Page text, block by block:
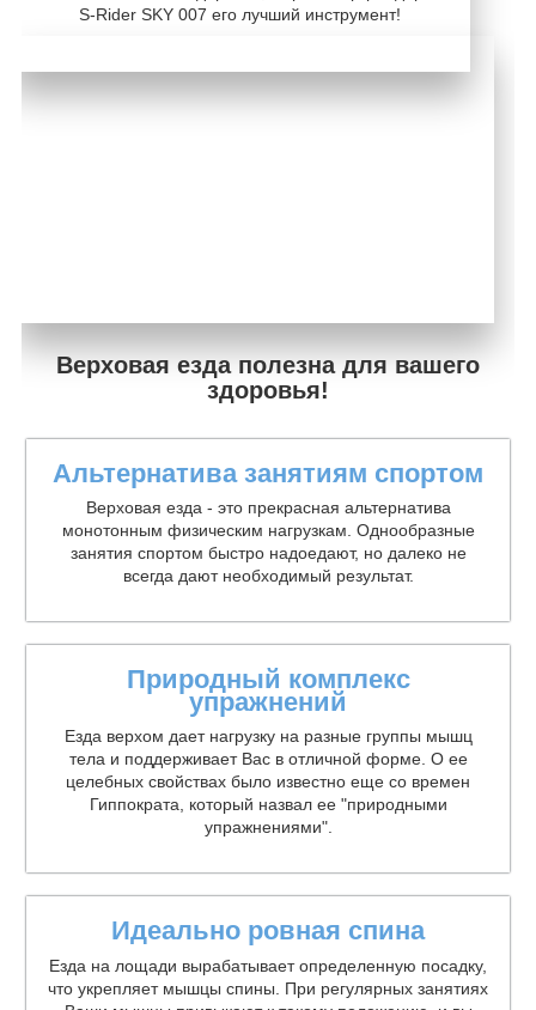
S-Rider SKY 007 его лучший инструмент!
Верховая езда полезна для вашего
здоровья!
Альтернатива занятиям спортом
Верховая езда - это прекрасная альтернатива
монотонным физическим нагрузкам. Однообразные
занятия спортом быстро надоедают, но далеко не
всегда дают необходимый результат.
Природный комплекс
упражнений
Езда верхом дает нагрузку на разные группы мышц
тела и поддерживает Вас в отличной форме. О ее
целебных свойствах было известно еще со времен
Гиппократа, который назвал ее "природными
упражнениями".
Идеально ровная спина
Езда на лощади вырабатывает определенную посадку,
что укрепляет мышцы спины. При регулярных занятиях